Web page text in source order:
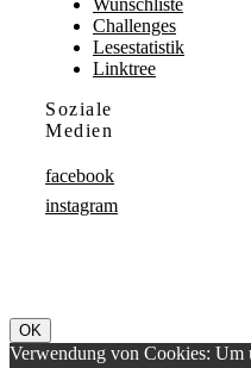
Challenges
Lesestatistik
Linktree
Soziale
Medien
facebook
instagram
OK
Verwendung von Cookies: Um